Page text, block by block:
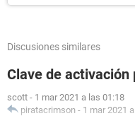
Discusiones similares
Clave de activación
scott - 1 mar 2021 a las 01:18
piratacrimson - 1 mar 2021